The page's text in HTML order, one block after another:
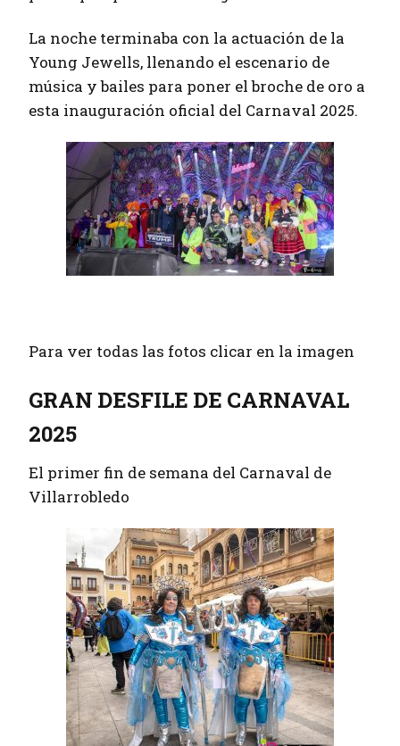
La noche terminaba con la actuación de la
Young Jewells, llenando el escenario de
música y bailes para poner el broche de oro a
esta inauguración oficial del Carnaval 2025.
Para ver todas las fotos clicar en la imagen
GRAN DESFILE DE CARNAVAL
2025
El primer fin de semana del Carnaval de
Villarrobledo